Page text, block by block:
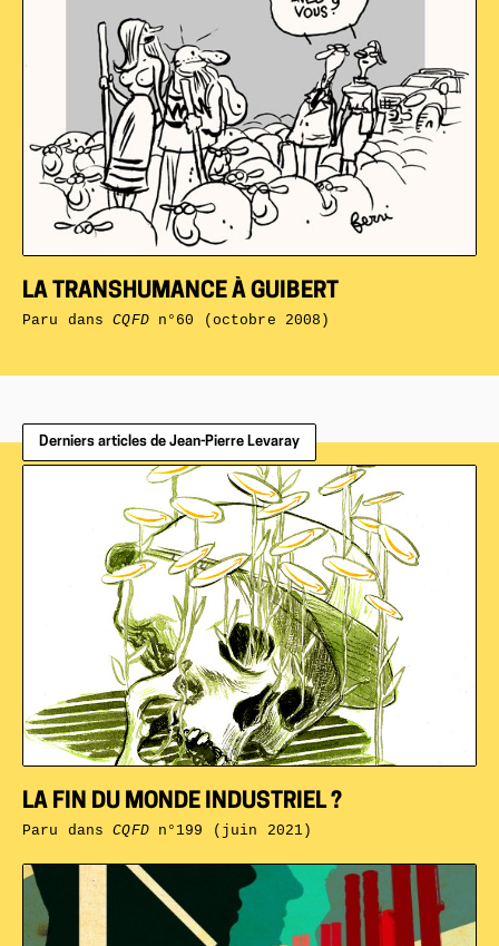
LA TRANSHUMANCE À GUIBERT
Paru dansCQFDn°60 (octobre 2008)
Derniers articles de Jean-Pierre Levaray
LA FIN DU MONDE INDUSTRIEL ?
Paru dansCQFDn°199 (juin 2021)